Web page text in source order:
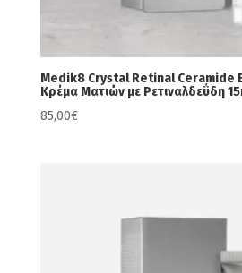
Medik8 Crystal Retinal Ceramide
Κρέμα Ματιών με Ρετιναλδεΰδη
85,00€